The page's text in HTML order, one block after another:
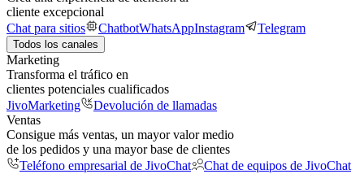
cliente excepcional
Chat para sitios
ChatbotWhatsAppInstagram Telegram
Todos los canales
Marketing
Transforma el tráfico en
clientes potenciales cualificados
JivoMarketing
Devolución de llamadas
Ventas
Consigue más ventas, un mayor valor medio
de los pedidos y una mayor base de clientes
Teléfono empresarial de JivoChat
Chat de equipos de JivoChat